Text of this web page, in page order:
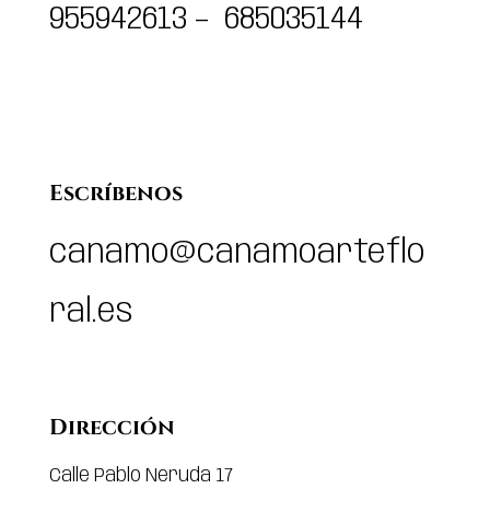
955942613 – 685035144
Escríbenos
canamo@canamoarteflo
ral.es
Dirección
Calle Pablo Neruda 17